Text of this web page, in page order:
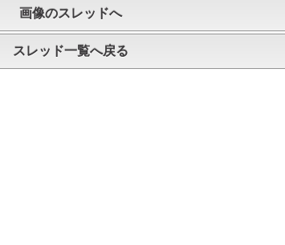
画像のスレッドへ
スレッド一覧へ戻る